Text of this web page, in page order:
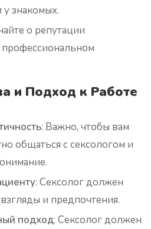
знакомых.
о репутации
профессиональном
и Подход к Работе
: Важно, чтобы вам
общаться с сексологом и
: Сексолог должен
и предпочтения.
подход: Сексолог должен